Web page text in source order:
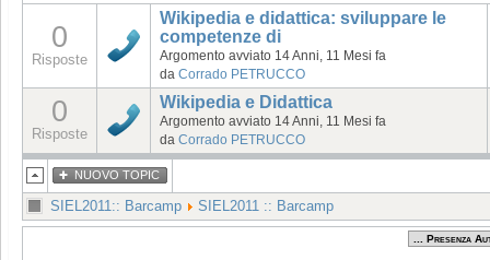
0
Risposte
Wikipedia e didattica: sviluppare le
competenze di
Argomento avviato 14 Anni, 11 Mesi fa
da Corrado PETRUCCO
0
Risposte
Wikipedia e Didattica
Argomento avviato 14 Anni, 11 Mesi fa
da Corrado PETRUCCO
NUOVO TOPIC
SIEL2011:: Barcamp SIEL2011 :: Barcamp